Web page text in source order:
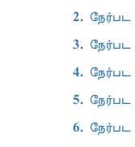
2. நேர்பட
3. நேர்பட
4. நேர்பட
5. நேர்பட
6. நேர்பட